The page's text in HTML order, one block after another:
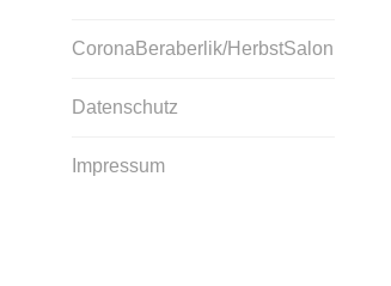
CoronaBeraberlik/HerbstSalon
Datenschutz
Impressum